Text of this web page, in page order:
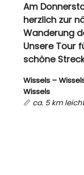
Am
herzlich zur
Wanderung
Unsere Tour
schöne
Wissels –
Wissels
📏 ca. 5 km